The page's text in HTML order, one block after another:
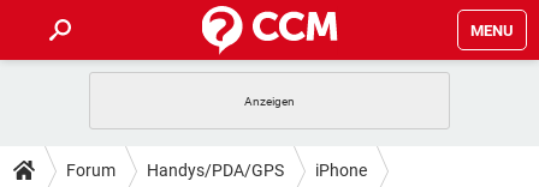
MENU
ANDROID IOS
TIPPS & TRICKS
Forum Handys/PDA/GPS iPhone